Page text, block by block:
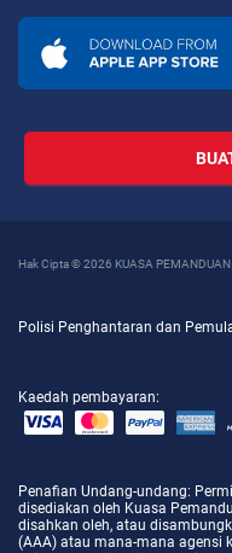
Hak Cipta © 2026 KUASA
Polisi Penghantaran dan
Kaedah pembayaran:
Penafian Undang-undang:
disediakan oleh Kuasa
disahkan oleh, atau
(AAA) atau mana-mana agensi